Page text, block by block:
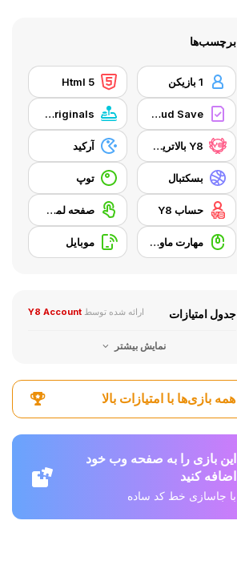
برچسب‌ها
1 بازیکن Html 5
Y8 Cloud Save
Y8 Originals
Y8 بالاترین امتیاز آرکید
بسکتبال توپ
حساب Y8 صفحه لمسی
مهارت ماوس موبایل
جدول امتیازات ارائه شده توسط Y8 Account
نمایش بیشتر
همه بازی‌ها با امتیازات بالا
این بازی را به صفحه وب خود
اضافه کنید
با جاسازی خط کد ساده